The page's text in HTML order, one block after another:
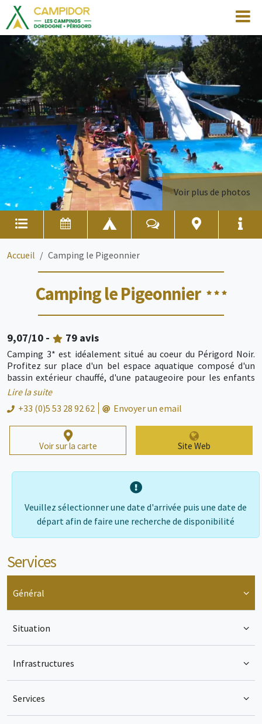
Voir plus de photos
Accueil Camping le Pigeonnier
Camping le Pigeonnier
9,07/10 - 79 avis
Camping 3* est idéalement situé au coeur du Périgord Noir.
Profitez sur place d'un bel espace aquatique composé d'un
bassin extérieur chauffé, d'une pataugeoire pour les enfants
ainsi que de 3 toboggans aquatiques. Pendant les vacances
scolaires d'été, des animations familiales vous sont
proposées, un Club-enfants accueille les 4-12 ans De
nombreuses installations et services sont à votre disposition :
aire de jeux et structure gonflable, mini-golf, terrains de
sport, snack-bar et plats à emporter en juillet et août, ...
Lire la suite
+33 (0)5 53 28 92 62
Envoyer un email
Voir sur la carte Site Web
Veuillez sélectionner une date d'arrivée puis une date de
départ afin de faire une recherche de disponibilité
Services
Général
Situation
Infrastructures
Services